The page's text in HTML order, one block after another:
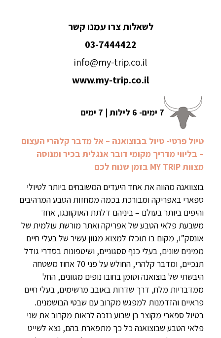
לשאלות צרו עמנו קשר
03-7444422
info@my-trip.co.il
www.my-trip.co.il
7 ימים- 6 לילות | 7 ימים
טיול פרטי- טיול בבוצואנה – אל מדבר קלהרי העצום
– בליווי מדריך מקומי דובר אנגלית בכיר ומנוסה
מצוות MY TRIP בזמן שנוח לכם
בוצוואנה מהווה את אחד היעדים המשובחים ביותר לטיולי
ספארי באפריקה ומבורכת בכמה ממחזות הטבע המרהיבים
והיפים ביותר בעולם – ביניהם דלתת האוקוונגו, אחד
משבעת פלאי הטבע של אפריקה ואתר מורשת עולמית של
אונסק”ו, מקום בו תוכלו למצוא מגוון עשיר של בעלי חיים
ממינים שונים, בעלי כנף ססגוניים, ושיטפונות בסדרי גודל
תנכיים, ומדבר קלהרי, החולש על פני 70 אחוז משטחה
היבשתי של בוצואנה וטומן בחובו נופים מגוונים, החל
ממדבריות מלח, דרך שדרות באובב מרשימים, בעלי חיים
פראיים והזדמנות למפגש מקרוב עם שבטי הבושמנים.
בטיול ספארי מקוצר בן שבוע נזכה לראות מקרוב את שני
פלאי הטבע שבוצואנה כל כך מתפארת בהם, נצא לשייט